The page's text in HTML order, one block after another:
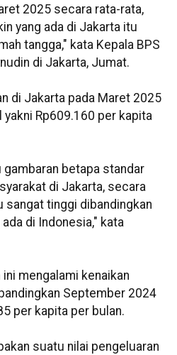
2025 secara rata-rata,
yang ada di Jakarta itu
tangga," kata Kepala BPS
di Jakarta, Jumat.
di Jakarta pada Maret 2025
yakni Rp609.160 per kapita
betapa standar
di Jakarta, secara
sangat tinggi dibandingkan
di Indonesia," kata
mengalami kenaikan
September 2024
per kapita per bulan.
suatu nilai pengeluaran